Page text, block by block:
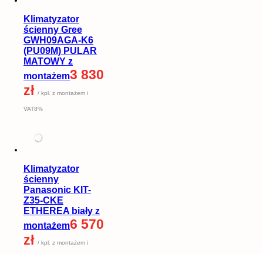
Klimatyzator
ścienny Gree
GWH09AGA-K6
(PU09M) PULAR
MATOWY z
montażem3 830
zł / kpl. z montażem i
VAT8%
Klimatyzator
ścienny
Panasonic KIT-
Z35-CKE
ETHEREA biały z
montażem6 570
zł / kpl. z montażem i